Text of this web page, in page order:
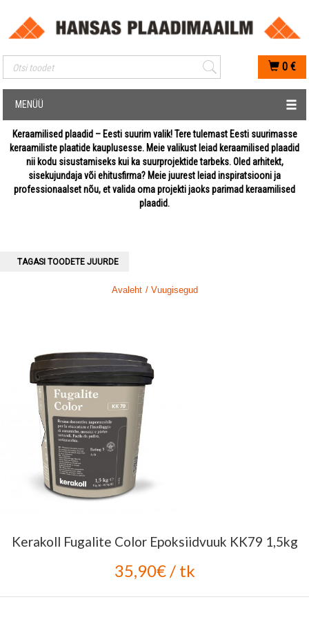
Mobiilis otsimise sisestus
0 €
MENÜÜ
Keraamilised plaadid – Eesti suurim valik! Tere tulemast Eesti suurimasse
keraamiliste plaatide kauplusesse. Meie valikust leiad keraamilised plaadid
nii kodu sisustamiseks kui ka suurprojektide tarbeks. Oled arhitekt,
sisekujundaja või ehitusfirma? Meie juurest leiad inspiratsiooni ja
professionaalset nõu, et valida oma projekti jaoks parimad keraamilised
plaadid.
TAGASI TOODETE JUURDE
Avaleht / Vuugisegud
Kerakoll Fugalite Color Epoksiidvuuk KK79 1,5kg
35,90€ / tk